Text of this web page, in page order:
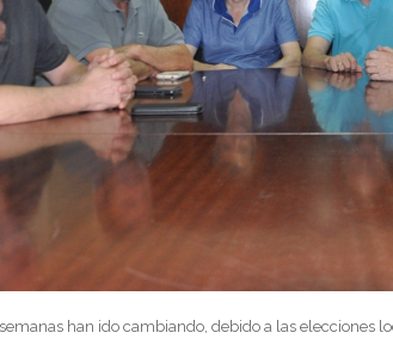
han ido cambiando, debido a las elecciones